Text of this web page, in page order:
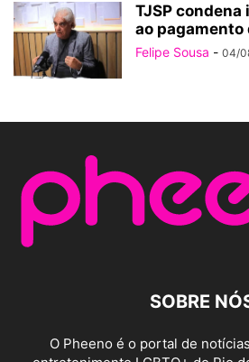
TJSP
ao pagamento
Felipe Sousa - 04/
SOBRE
O Pheeno é o portal de